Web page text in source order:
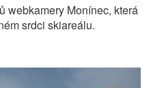
webkamery Monínec, která
srdci skiareálu.